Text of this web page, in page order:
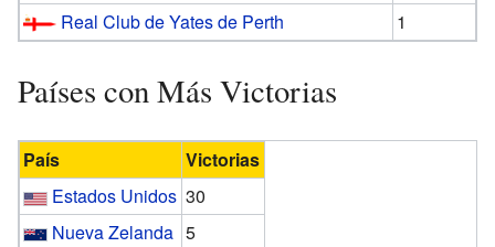
Real Club de Yates de Perth
1
Países con Más Victorias
País
Victorias
Estados Unidos 30
Nueva Zelanda 5